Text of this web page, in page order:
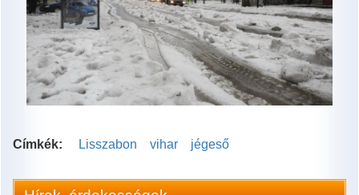
Címkék: Lisszabon vihar jégeső